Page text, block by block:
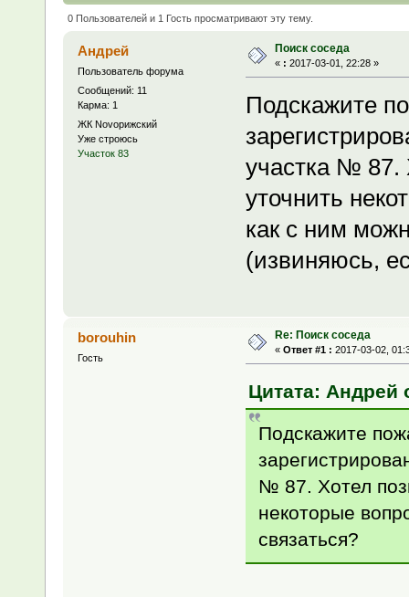
0 Пользователей и 1 Гость просматривают эту тему.
Андрей
Пользователь форума
Сообщений: 11
Карма: 1
ЖК Novoрижский
Уже строюсь
Участок 83
Поиск соседа
« : 2017-03-01, 22:28 »
Подскажите
участка № 87.
уточнить
как с ним
(извиняюсь,
borouhin
Гость
Re: Поиск соседа
« Ответ #1 : 2017-03-02,
Цитата: Андрей
Подскажите
№ 87. Хотел
некоторые
связаться?